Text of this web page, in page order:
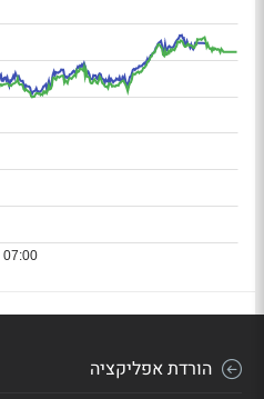
הורדת אפליקציה